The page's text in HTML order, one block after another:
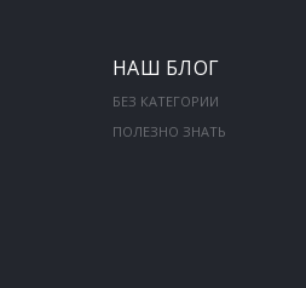
НАШ БЛОГ
БЕЗ КАТЕГОРИИ
ПОЛЕЗНО ЗНАТЬ